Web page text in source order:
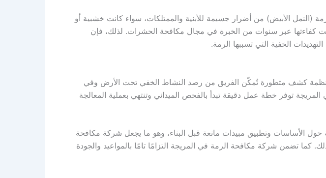
(النمل الأبيض) من أضرار جسيمة للأبنية والممتلكات، سواء كانت خشبية أو
كفاءتها عبر سنوات من الخبرة في مجال مكافحة الحشرات. لذلك، فإن
الخفية التي تسببها الرمة.
أنظمة كشف متطورة تُمكّن الفريق من رصد النشاط الخفي تحت الأرض وفي
توفر خطة عمل دقيقة تبدأ بالفحص الميداني وتنتهي بعملية المعالجة
حول الأساسات وتطبيق مبيدات مانعة قبل البناء، وهو ما يجعل شركة مكافحة
كما تضمن شركة مكافحة الرمة في المريجة التزامًا تامًا بالمواعيد والجودة